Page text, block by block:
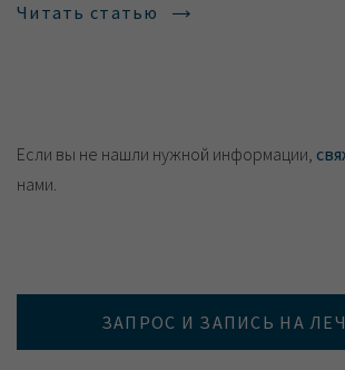
Читать статью
Если вы не нашли нужной информации,
нами.
ЗАПРОС И ЗАПИСЬ НА